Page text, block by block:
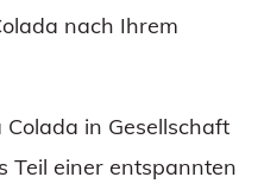
nach Ihrem
Colada in Gesellschaft
Teil einer entspannten